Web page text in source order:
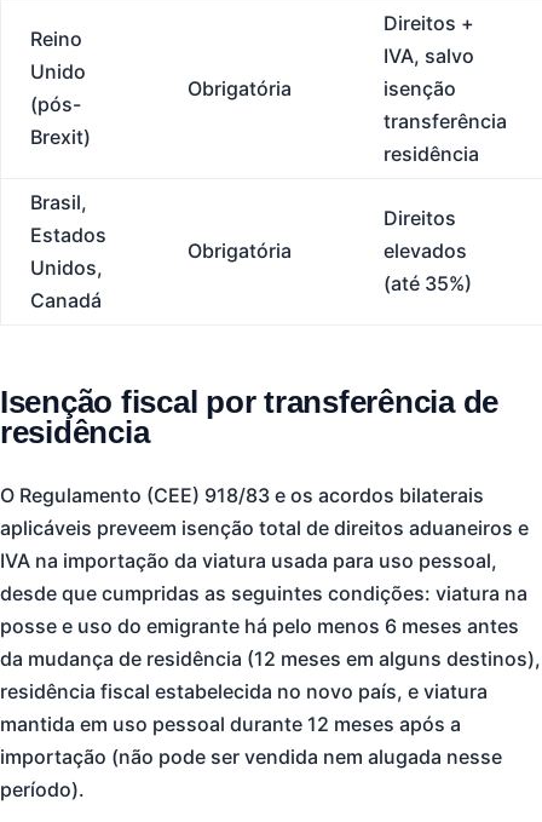
Reino
Unido
(pós-
Brexit)
Obrigatória
Direitos +
IVA, salvo
isenção
transferência
residência
Brasil,
Estados
Unidos,
Canadá
Obrigatória
Direitos
elevados
(até 35%)
Isenção fiscal por transferência de
residência
O Regulamento (CEE) 918/83 e os acordos bilaterais
aplicáveis preveem isenção total de direitos aduaneiros e
IVA na importação da viatura usada para uso pessoal,
desde que cumpridas as seguintes condições: viatura na
posse e uso do emigrante há pelo menos 6 meses antes
da mudança de residência (12 meses em alguns destinos),
residência fiscal estabelecida no novo país, e viatura
mantida em uso pessoal durante 12 meses após a
importação (não pode ser vendida nem alugada nesse
período).